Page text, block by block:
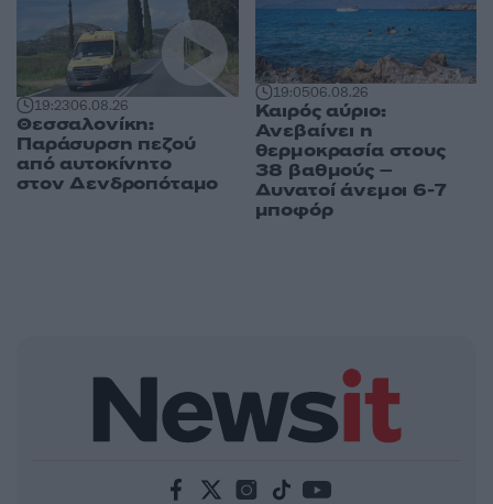
19:2306.08.26
Θεσσαλονίκη:
Παράσυρση πεζού
από αυτοκίνητο
στον Δενδροπόταμο
19:0506.08.26
Καιρός αύριο:
Ανεβαίνει η
θερμοκρασία στους
38 βαθμούς –
Δυνατοί άνεμοι 6-7
μποφόρ